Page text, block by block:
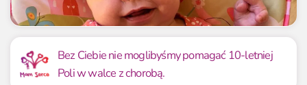
Mamy już
97 509.44 zł
Potrzebujemy
100 000 zł
97.51% 97.51%
Bez Ciebie nie moglibyśmy pomagać 10-letniej
Poli w walce z chorobą.